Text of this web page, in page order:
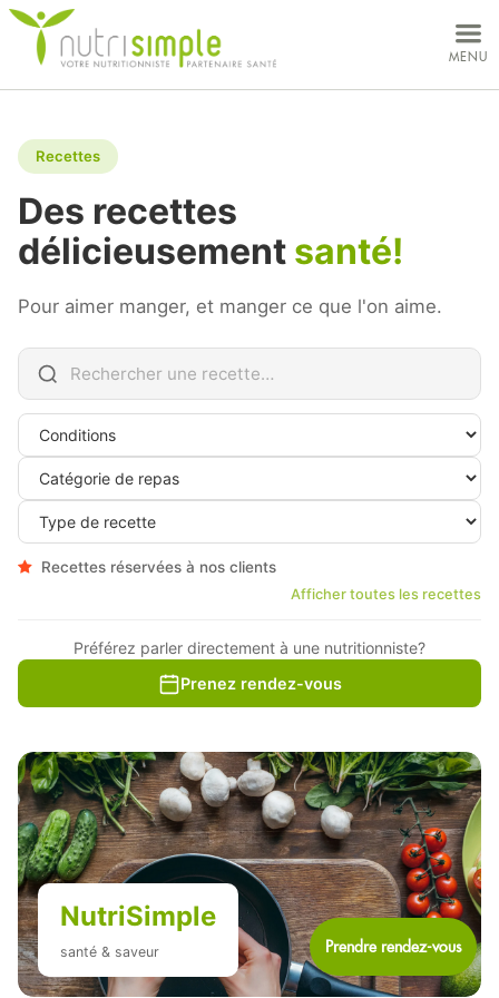
MENU
Recettes
Des recettes
délicieusement santé!
Pour aimer manger, et manger ce que l'on aime.
Recettes réservées à nos clients
Afficher toutes les recettes
Préférez parler directement à une nutritionniste?
Prenez rendez-vous
NutriSimple
santé & saveur
CLINIQUES
À PROPOS
CARRIÈRES
RECETTES
BOUTIQUE
ENGLISH